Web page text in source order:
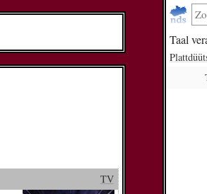
Taal
TV